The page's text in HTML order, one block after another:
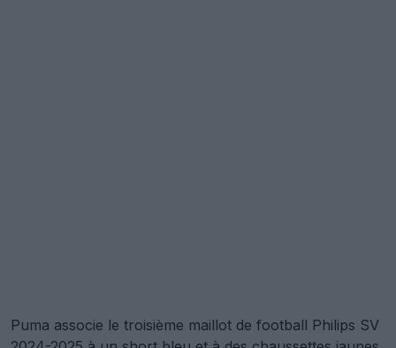
Puma associe le troisième maillot de football Philips SV